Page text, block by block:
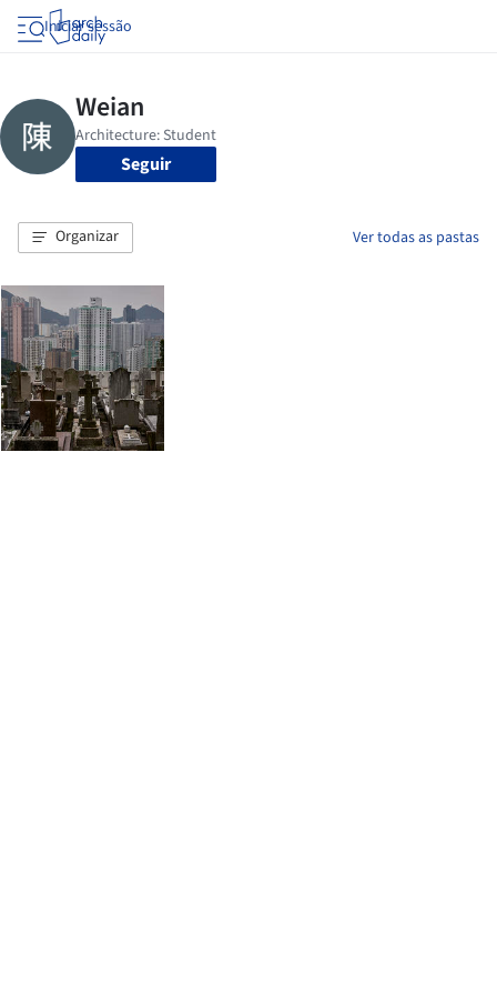
Iniciar sessão
Seguir
Organizar Ver todas as pastas